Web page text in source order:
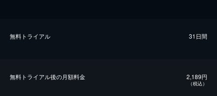
無料トライアル 31日間
無料トライアル後の⽉額料金 2,189円
（税込）